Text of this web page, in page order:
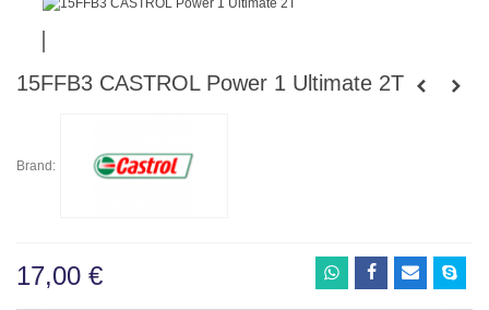
15FFB3 CASTROL Power 1 Ultimate 2T
Brand:
17,00 €